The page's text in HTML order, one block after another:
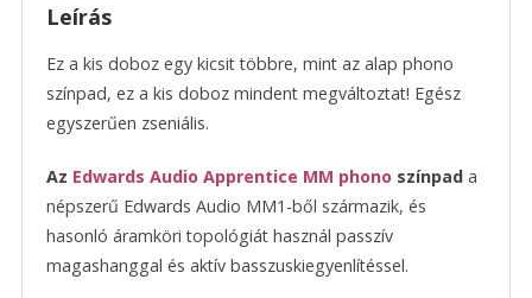
Leírás
Ez a kis doboz egy kicsit többre, mint az alap phono
színpad, ez a kis doboz mindent megváltoztat! Egész
egyszerűen zseniális.
Az Edwards Audio Apprentice MM phono színpada
népszerű Edwards Audio MM1-ből származik, és
hasonló áramköri topológiát használ passzív
magashanggal és aktív basszuskiegyenlítéssel.